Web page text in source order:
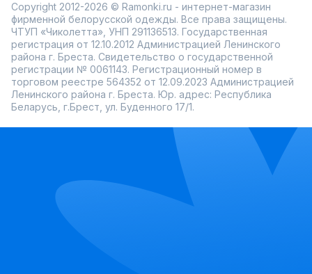
Copyright 2012-2026 © Ramonki.ru - интернет-магазин
фирменной белорусской одежды. Все права защищены.
ЧТУП «Чиколетта», УНП 291136513. Государственная
регистрация от 12.10.2012 Администрацией Ленинского
района г. Бреста. Свидетельство о государственной
регистрации № 0061143. Регистрационный номер в
торговом реестре 564352 от 12.09.2023 Администрацией
Ленинского района г. Бреста. Юр. адрес: Республика
Беларусь, г.Брест, ул. Буденного 17/1.